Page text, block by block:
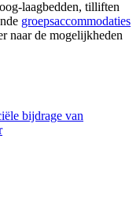
laagbedden, tilliften
groepsaccommodaties
naar de mogelijkheden
bijdrage van